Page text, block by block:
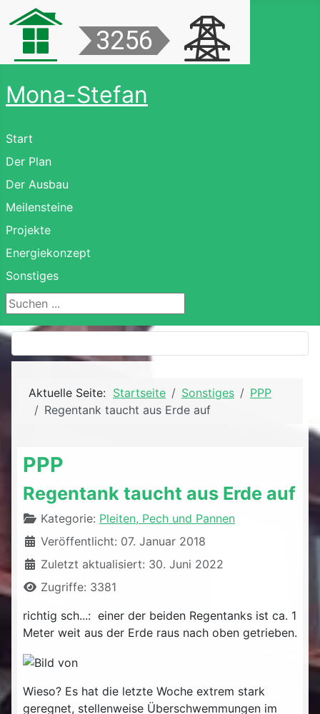
Mona-Stefan
Start
Der Plan
Der Ausbau
Meilensteine
Projekte
Energiekonzept
Sonstiges
Suchen ...
Aktuelle Seite: Startseite Sonstiges
PPP
Regentank taucht aus Erde auf
PPP
Regentank taucht aus Erde auf
DetailsKategorie: Pleiten, Pech und Pannen
Veröffentlicht: 07. Januar 2018
Zuletzt aktualisiert: 30. Juni 2022
Zugriffe: 3381
richtig sch...: einer der beiden Regentanks ist ca. 1
Meter weit aus der Erde raus nach oben getrieben.
Wieso? Es hat die letzte Woche extrem stark
geregnet, stellenweise Überschwemmungen im